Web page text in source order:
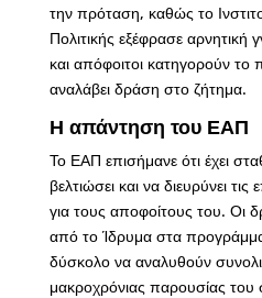
την πρόταση, καθώς το
Πολιτικής εξέφρασε
και απόφοιτοι κατηγορούν το
αναλάβει δράση στο ζήτημα.
Η απάντηση του ΕΑΠ
Το ΕΑΠ επισήμανε ότι έχει
βελτιώσει και να διευρύνει τις
για τους αποφοίτους του. Οι
από το Ίδρυμα στα
δύσκολο να αναλυθούν
μακροχρόνιας παρουσίας